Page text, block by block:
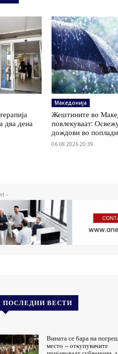
два дена
Македонија
Жештините во
повлекуваат:
дождови во
06.08.2026 20:39
-
ПОСЛЕДНИ ВЕСТИ
Вината се бара на
место – откупувачите